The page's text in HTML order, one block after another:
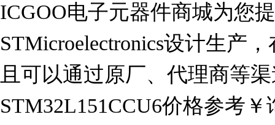
ICGOO电子元器件商城为您
STMicroelectronics设计生产
且可以通过原厂、代理商等
STM32L151CCU6价格参考